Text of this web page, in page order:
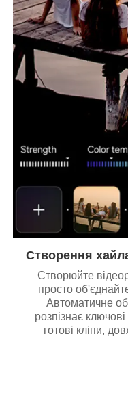
Створення
Створюйте
просто
Автоматичне
розпізнає
готові кліпи,